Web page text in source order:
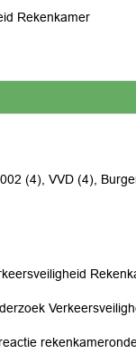
Rekenkamer
(4), VVD (4),